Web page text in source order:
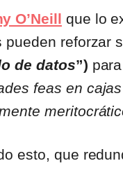
O’Neill que lo
reforzar
de datos”)
feas en
esto, que